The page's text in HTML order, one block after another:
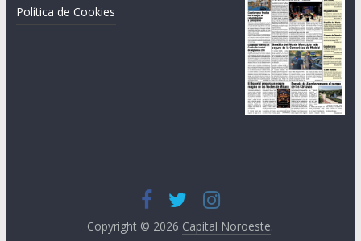
Política de Cookies
Copyright © 2026 Capital Noroeste.